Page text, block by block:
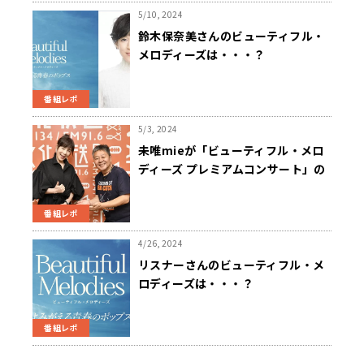
番組レポ
5/10, 2024
鈴木保奈美さんのビューティフル・
メロディーズは・・・？
番組レポ
5/3, 2024
未唯mieが「ビューティフル・メロ
ディーズ プレミアムコンサート」の
ロディーズ スペシャル』にて
番組レポ
4/26, 2024
リスナーさんのビューティフル・メ
ロディーズは・・・？